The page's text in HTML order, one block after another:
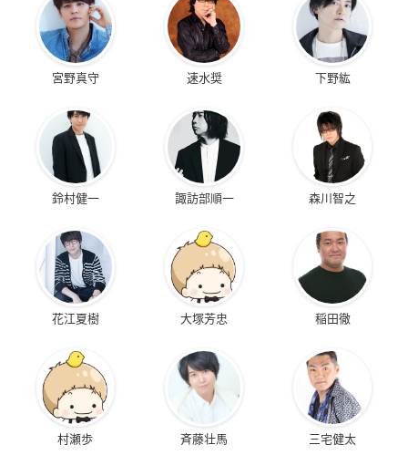
宮野真守 速水奨 下野紘
鈴村健一 諏訪部順一 森川智之
花江夏樹 大塚芳忠 稲田徹
村瀬歩 斉藤壮馬 三宅健太